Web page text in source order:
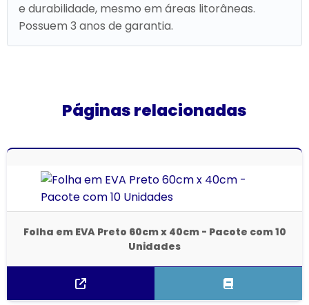
e durabilidade, mesmo em áreas litorâneas.
Possuem 3 anos de garantia.
Páginas relacionadas
Folha em EVA Preto 60cm x 40cm - Pacote com 10
Unidades